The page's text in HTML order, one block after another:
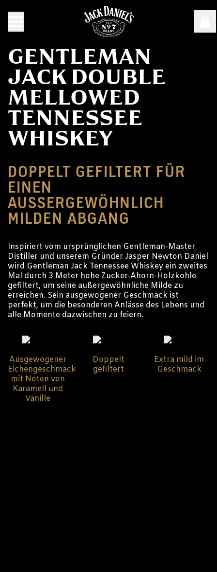
GENTLEMAN
JACK DOUBLE
MELLOWED
TENNESSEE
WHISKEY
DOPPELT GEFILTERT FÜR
EINEN
AUSSERGEWÖHNLICH
MILDEN ABGANG
Inspiriert vom ursprünglichen Gentleman-Master
Distiller und unserem Gründer Jasper Newton Daniel
wird Gentleman Jack Tennessee Whiskey ein zweites
Mal durch 3 Meter hohe Zucker-Ahorn-Holzkohle
gefiltert, um seine außergewöhnliche Milde zu
erreichen. Sein ausgewogener Geschmack ist
perfekt, um die besonderen Anlässe des Lebens und
alle Momente dazwischen zu feiern.
Ausgewogener
Eichengeschmack
mit Noten von
Karamell und
Vanille
Doppelt
gefiltert
Extra mild im
Geschmack